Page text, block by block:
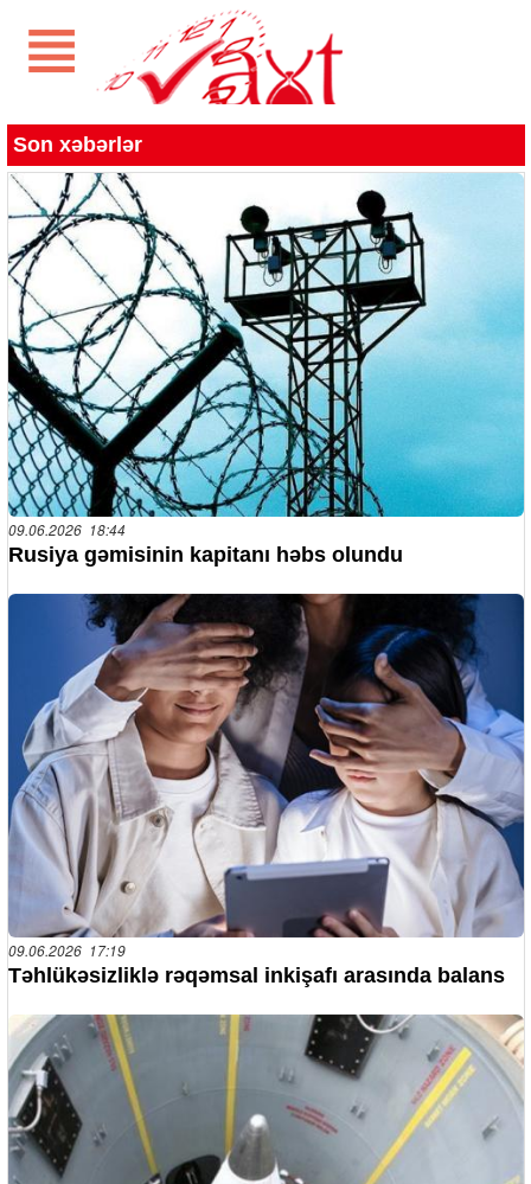
Son xəbərlər
09.06.2026 18:44
Rusiya gəmisinin kapitanı həbs olundu
09.06.2026 17:19
Təhlükəsizliklə rəqəmsal inkişafı arasında balans